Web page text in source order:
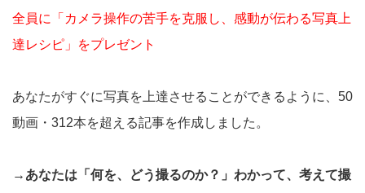
全員に「カメラ操作の苦手を克服し、感動が伝わる写真上
達レシピ」をプレゼント
あなたがすぐに写真を上達させることができるように、50
動画・312本を超える記事を作成しました。
→あなたは「何を、どう撮るのか？」わかって、考えて撮